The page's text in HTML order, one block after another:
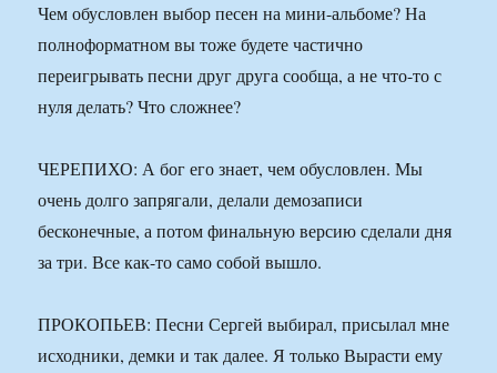
Чем обусловлен выбор песен на мини-альбоме? На
полноформатном вы тоже будете частично
переигрывать песни друг друга сообща, а не что-то с
нуля делать? Что сложнее?
ЧЕРЕПИХО: А бог его знает, чем обусловлен. Мы
очень долго запрягали, делали демозаписи
бесконечные, а потом финальную версию сделали дня
за три. Все как-то само собой вышло.
ПРОКОПЬЕВ: Песни Сергей выбирал, присылал мне
исходники, демки и так далее. Я только Вырасти ему